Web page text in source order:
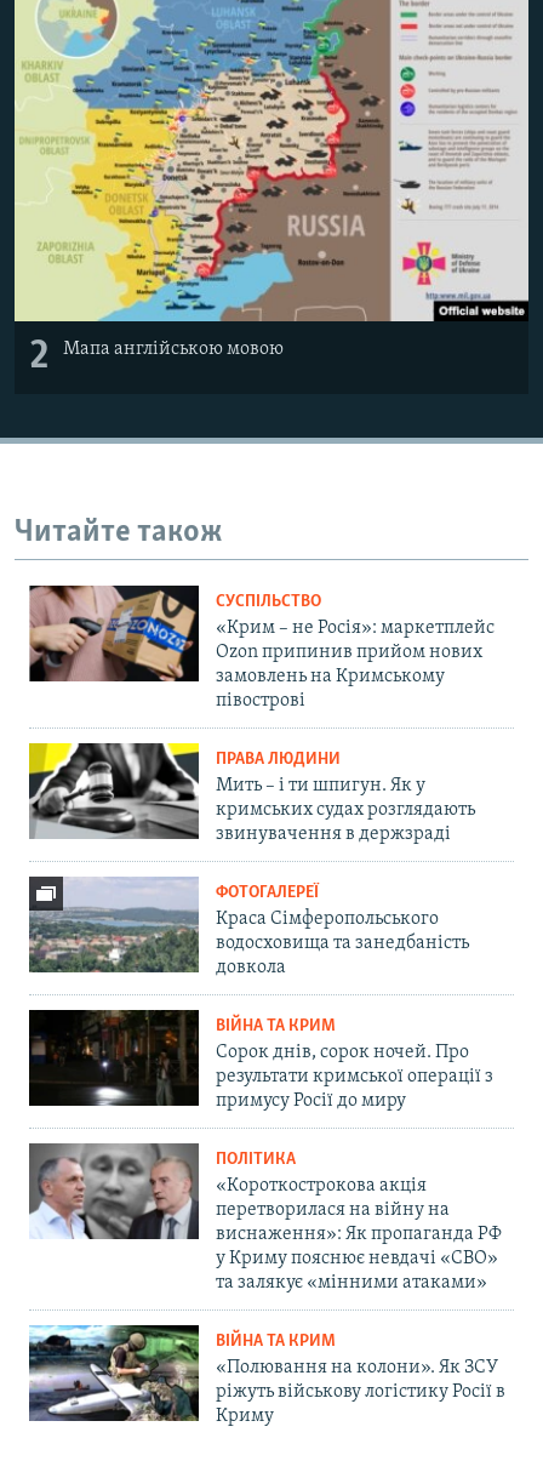
2 Мапа англійською мовою
Читайте також
СУСПІЛЬСТВО
«Крим – не Росія»: маркетплейс
Ozon припинив прийом нових
замовлень на Кримському
півострові
ПРАВА ЛЮДИНИ
Мить – і ти шпигун. Як у
кримських судах розглядають
звинувачення в держзраді
ФОТОГАЛЕРЕЇ
Краса Сімферопольського
водосховища та занедбаність
довкола
ВІЙНА ТА КРИМ
Сорок днів, сорок ночей. Про
результати кримської операції з
примусу Росії до миру
ПОЛІТИКА
«Короткострокова акція
перетворилася на війну на
виснаження»: Як пропаганда РФ
у Криму пояснює невдачі «СВО»
та залякує «мінними атаками»
ВІЙНА ТА КРИМ
«Полювання на колони». Як ЗСУ
ріжуть військову логістику Росії в
Криму